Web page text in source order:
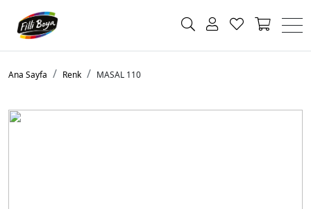
Ana Sayfa Renk MASAL 110